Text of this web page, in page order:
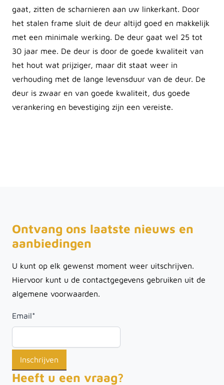
gaat, zitten de scharnieren aan uw linkerkant. Door
het stalen frame sluit de deur altijd goed en makkelijk
met een minimale werking. De deur gaat wel 25 tot
30 jaar mee. De deur is door de goede kwaliteit van
het hout wat prijziger, maar dit staat weer in
verhouding met de lange levensduur van de deur. De
deur is zwaar en van goede kwaliteit, dus goede
verankering en bevestiging zijn een vereiste.
Ontvang ons laatste nieuws en
aanbiedingen
U kunt op elk gewenst moment weer uitschrijven.
Hiervoor kunt u de contactgegevens gebruiken uit de
algemene voorwaarden.
Email*
Heeft u een vraag?